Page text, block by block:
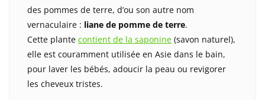
des pommes de terre, d’ou son autre nom
vernaculaire : liane de pomme de terre.
Cette plante contient de la saponine (savon naturel),
elle est couramment utilisée en Asie dans le bain,
pour laver les bébés, adoucir la peau ou revigorer
les cheveux tristes.